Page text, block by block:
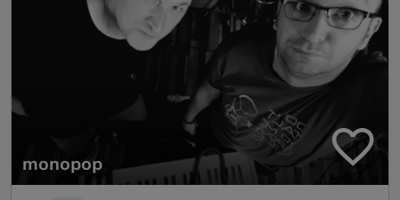
monopop